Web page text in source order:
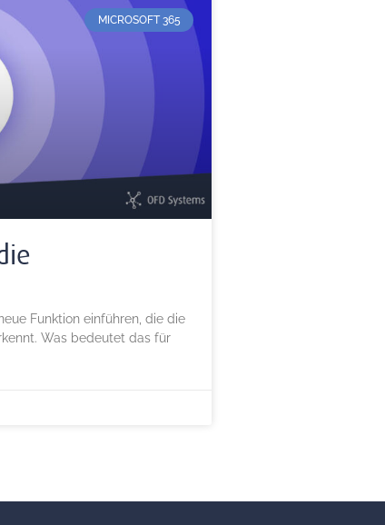
MICROSOFT 365
Funktion einführen, die die
Was bedeutet das für